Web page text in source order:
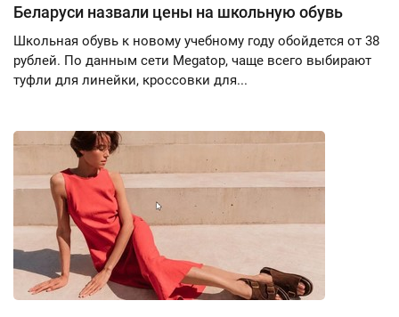
Беларуси назвали цены на школьную обувь
Школьная обувь к новому учебному году обойдется от 38
рублей. По данным сети Megatop, чаще всего выбирают
туфли для линейки, кроссовки для...